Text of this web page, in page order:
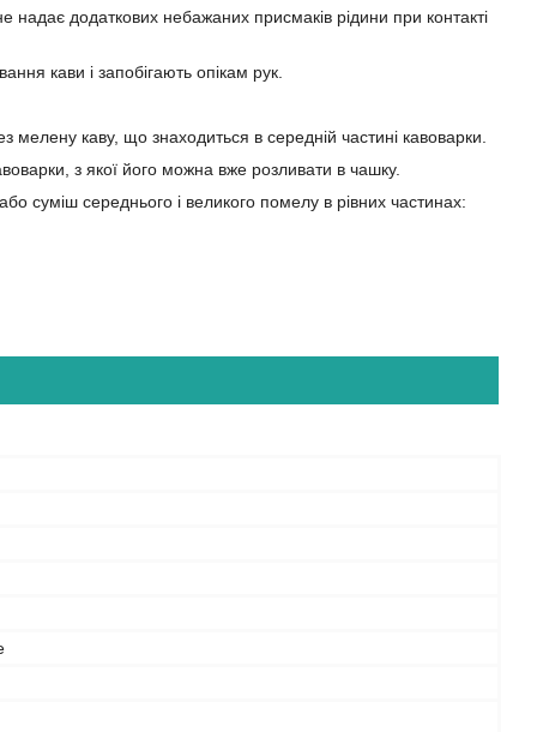
додаткових небажаних присмаків рідини при контакті
кави і запобігають опікам рук.
каву, що знаходиться в середній частині кавоварки.
з якої його можна вже розливати в чашку.
суміш середнього і великого помелу в рівних частинах: